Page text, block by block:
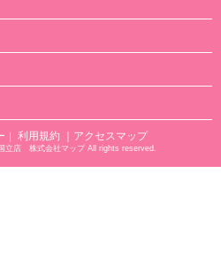
｜ 利用規約 ｜アクセスマップ
立店 株式会社マップ All rights reserved.